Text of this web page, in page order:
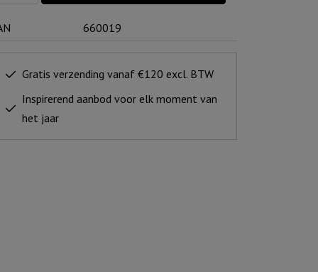
660019
Gratis verzending vanaf €120 excl. BTW
Inspirerend aanbod voor elk moment van
het jaar